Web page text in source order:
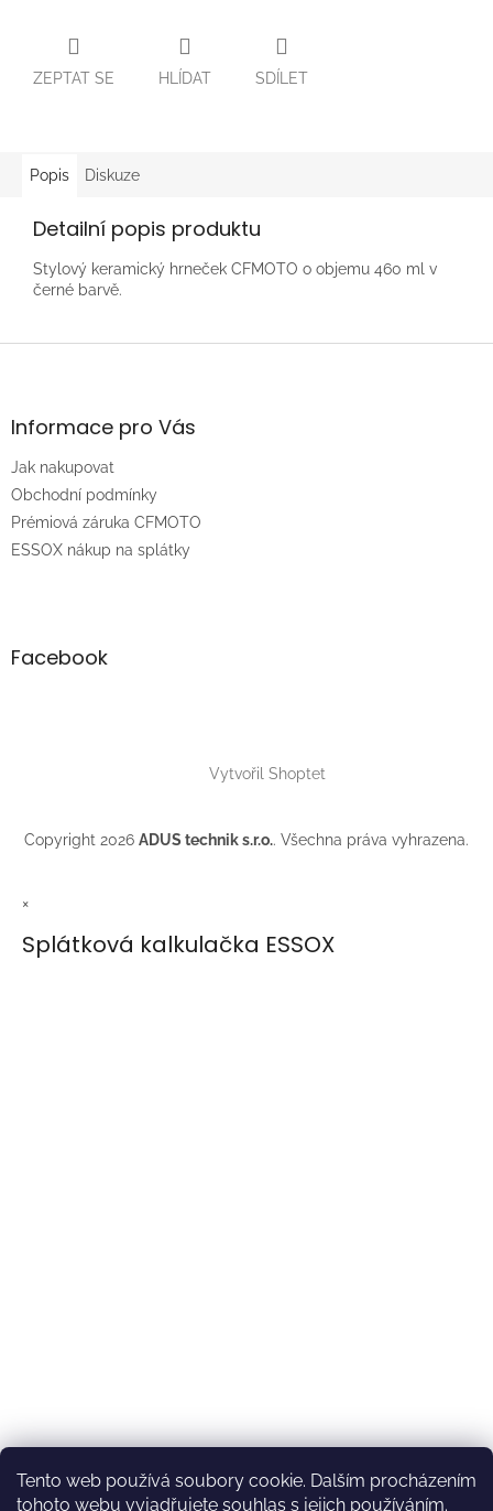
Tento web používá soubory cookie. Dalším procházením
tohoto webu vyjadřujete souhlas s jejich používáním.
ZEPTAT SE HLÍDAT SDÍLET
Popis Diskuze
Detailní popis produktu
Stylový keramický hrneček CFMOTO o objemu 460 ml v
černé barvě.
Z
aInformace pro Vás
Jak nakupovat
Obchodní podmínky
Prémiová záruka CFMOTO
ESSOX nákup na splátky
Facebook
Vytvořil Shoptet
Copyright 2026 ADUS technik s.r.o.. Všechna práva vyhrazena.
×
Splátková kalkulačka ESSOX